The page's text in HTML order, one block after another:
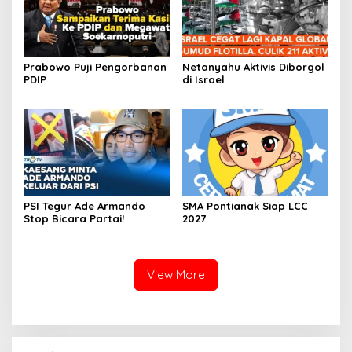
Prabowo Puji Pengorbanan
PDIP
Netanyahu Aktivis Diborgol
di Israel
PSI Tegur Ade Armando
Stop Bicara Partai!
SMA Pontianak Siap LCC
2027
View More